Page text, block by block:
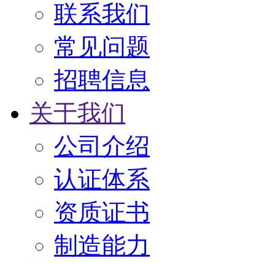
联系我们
常见问题
招聘信息
关于我们
公司介绍
认证体系
资质证书
制造能力